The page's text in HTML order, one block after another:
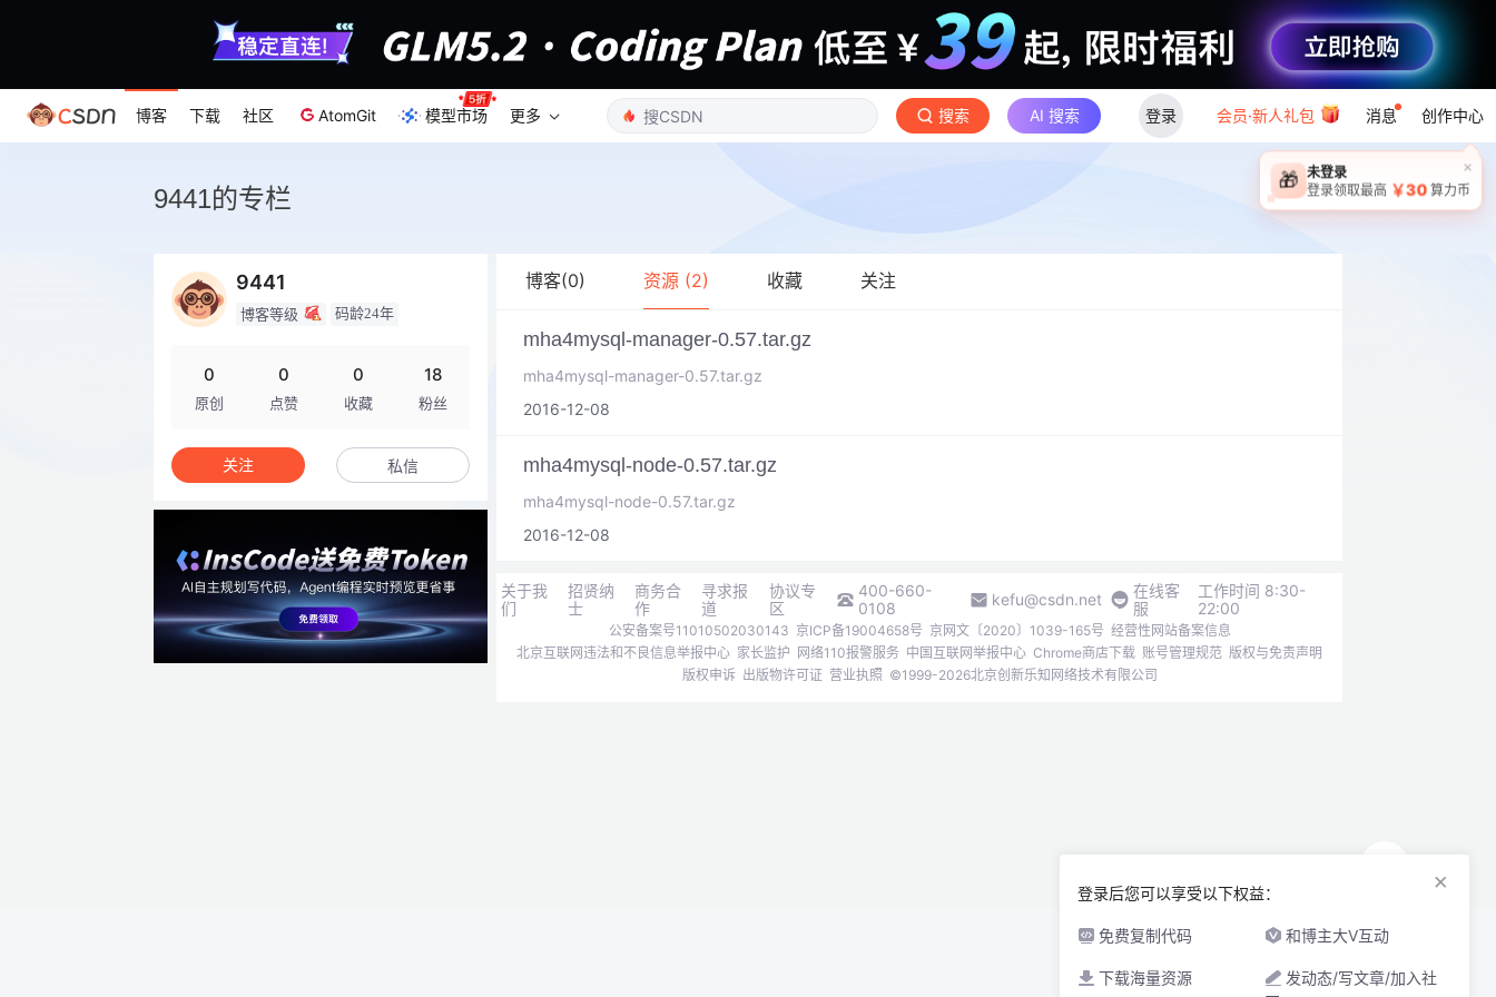
博客 下载 社区 AtomGit 模型市场 更多 搜索 AI 搜索 登录 会员·新人礼包 消息 创作中心
×
🎁 未登录
登录领取最高 ￥30 算力币
登录后您可以享受以下权益：
免费复制代码 和博主大V互动
下载海量资源
发动态/写文章/加入社
×
9441的专栏
博客(0) 资源 (2) 收藏 关注
mha4mysql-manager-0.57.tar.gz
mha4mysql-manager-0.57.tar.gz
2016-12-08
mha4mysql-node-0.57.tar.gz
mha4mysql-node-0.57.tar.gz
2016-12-08
关于我
们
招贤纳
士
商务合
作
寻求报
道
协议专
区
400-660-
0108
kefu@csdn.net
在线客
服
工作时间 8:30-
22:00
公安备案号11010502030143 京ICP备19004658号 京网文〔2020〕1039-165号 经营性网站备案信息
北京互联网违法和不良信息举报中心 家长监护 网络110报警服务 中国互联网举报中心 Chrome商店下载 账号管理规范 版权与免责声明
版权申诉 出版物许可证 营业执照 ©1999-2026北京创新乐知网络技术有限公司
9441
博客等级 码龄24年
0
原创
0
点赞
0
收藏
18
粉丝
关注 私信